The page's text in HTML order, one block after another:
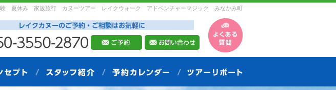
験 夏休み 家族旅行 カヌーツアー レイクウォーク アドベンチャーマジック みなかみ町